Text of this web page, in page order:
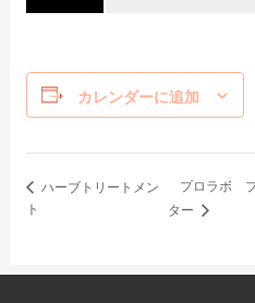
カレンダーに追加
ハーブトリートメン
ト
プロラボ
ター